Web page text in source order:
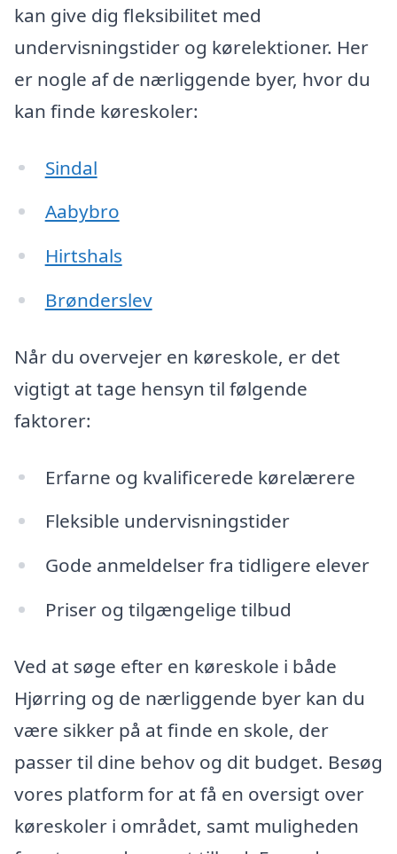
kan give dig fleksibilitet med
undervisningstider og kørelektioner. Her
er nogle af de nærliggende byer, hvor du
kan finde køreskoler:
Sindal
Aabybro
Hirtshals
Brønderslev
Når du overvejer en køreskole, er det
vigtigt at tage hensyn til følgende
faktorer:
Erfarne og kvalificerede kørelærere
Fleksible undervisningstider
Gode anmeldelser fra tidligere elever
Priser og tilgængelige tilbud
Ved at søge efter en køreskole i både
Hjørring og de nærliggende byer kan du
være sikker på at finde en skole, der
passer til dine behov og dit budget. Besøg
vores platform for at få en oversigt over
køreskoler i området, samt muligheden